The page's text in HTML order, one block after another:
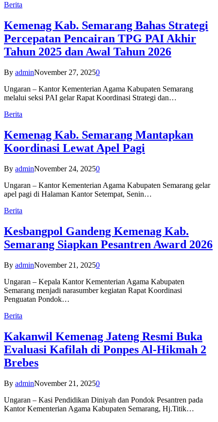
Berita
Kemenag Kab. Semarang Bahas Strategi
Percepatan Pencairan TPG PAI Akhir
Tahun 2025 dan Awal Tahun 2026
By adminNovember 27, 20250
Ungaran – Kantor Kementerian Agama Kabupaten Semarang
melalui seksi PAI gelar Rapat Koordinasi Strategi dan…
Berita
Kemenag Kab. Semarang Mantapkan
Koordinasi Lewat Apel Pagi
By adminNovember 24, 20250
Ungaran – Kantor Kementerian Agama Kabupaten Semarang gelar
apel pagi di Halaman Kantor Setempat, Senin…
Berita
Kesbangpol Gandeng Kemenag Kab.
Semarang Siapkan Pesantren Award 2026
By adminNovember 21, 20250
Ungaran – Kepala Kantor Kementerian Agama Kabupaten
Semarang menjadi narasumber kegiatan Rapat Koordinasi
Penguatan Pondok…
Berita
Kakanwil Kemenag Jateng Resmi Buka
Evaluasi Kafilah di Ponpes Al-Hikmah 2
Brebes
By adminNovember 21, 20250
Ungaran – Kasi Pendidikan Diniyah dan Pondok Pesantren pada
Kantor Kementerian Agama Kabupaten Semarang, Hj.Titik…